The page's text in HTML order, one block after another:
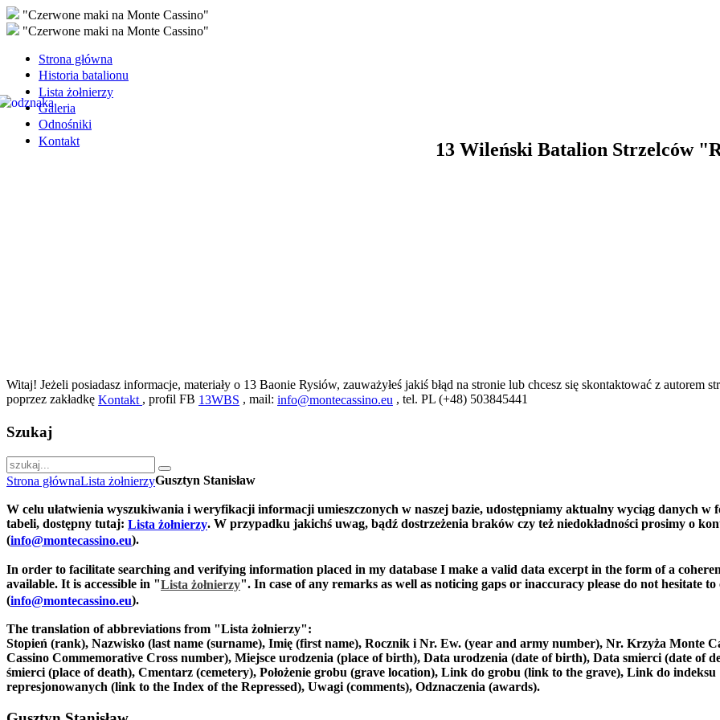
"Czerwone maki na Monte Cassino"
"Czerwone maki na Monte Cassino"
Strona główna
Historia batalionu
Lista żołnierzy
Galeria
Odnośniki
Kontakt
13 Wileński Batalion Strzelców
Witaj! Jeżeli posiadasz informacje, materiały o 13 Baonie Rysiów, zauważyłeś jakiś błąd na stronie lub chcesz się skontaktować z autorem
poprzez zakładkę Kontakt , profil FB 13WBS , mail: info@montecassino.eu , tel. PL (+48) 503845441
Szukaj
Strona głównaLista żołnierzyGusztyn Stanisław
W celu ułatwienia wyszukiwania i weryfikacji informacji umieszczonych w naszej bazie, udostępniamy aktualny wyciąg danych w
tabeli, dostępny tutaj: Lista żołnierzy. W przypadku jakichś uwag, bądź dostrzeżenia braków czy też niedokładności prosimy o
(info@montecassino.eu).
In order to facilitate searching and verifying information placed in my database I make a valid data excerpt in the form of a
available. It is accessible in "Lista żołnierzy". In case of any remarks as well as noticing gaps or inaccuracy please do not hesitate to
(info@montecassino.eu).
The translation of abbreviations from "Lista żołnierzy":
Stopień (rank), Nazwisko (last name (surname), Imię (first name), Rocznik i Nr. Ew. (year and army number), Nr. Krzyża Monte
Cassino Commemorative Cross number), Miejsce urodzenia (place of birth), Data urodzenia (date of birth), Data smierci (date of
śmierci (place of death), Cmentarz (cemetery), Położenie grobu (grave location), Link do grobu (link to the grave), Link do indeksu
represjonowanych (link to the Index of the Repressed), Uwagi (comments), Odznaczenia (awards).